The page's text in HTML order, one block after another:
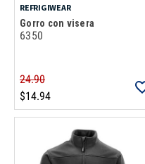
REFRIGIWEAR
Gorro con visera
6350
24.90
$14.94